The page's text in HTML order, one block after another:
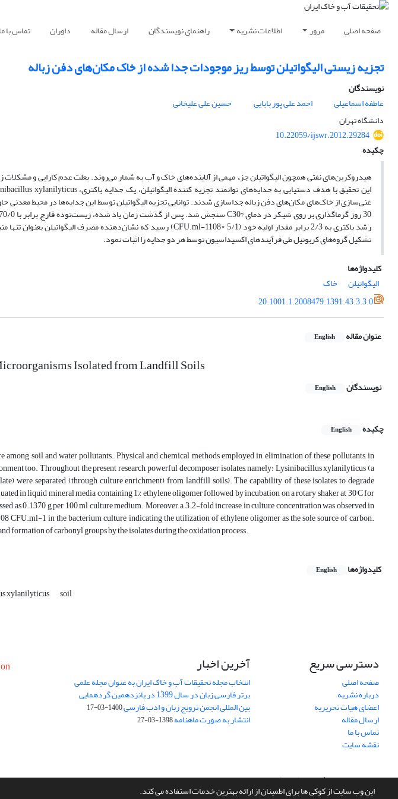
این وب سایت از کوکی ها برای اطمینان از ارائه بهترین خدمات استفاده می کند.
صفحه اصلی مرور اطلاعات نشریه راهنمای نویسندگان ارسال مقاله داوران تماس با ما
تجزیه زیستی الیگواتیلن توسط ریز موجودات جدا شده از خاک مکان‌های دفن زباله
نویسندگان
عاطفه اسماعیلی
احمد علی پور بابایی
حسین علی علیخانی
دانشگاه تهران
10.22059/ijswr.2012.29284
چکیده
هیدروکربن‌های نفتی همچون الیگواتیلن جزء مهمی از آلاینده‌های خاک و آب به شمار می‌روند. بعلت عدم کارایی و
تشکیل گروه‌های کربونیل طی فرآیند‌های اکسیداسیون توسط هر دو جدایه را اثبات نمود.
کلیدواژه‌ها
الیگواتیلن
خاک
20.1001.1.2008479.1391.43.3.3.0
عنوان مقاله English
Isolated from Landfill Soils
نویسندگان English
چکیده
English
among soil and water pollutants. Physical and chemical methods employed in elimination of these pollutants, in
too. Throughout the present research, powerful decomposer isolates, namely: Lysinibacillus xylanilyticus (a
were separated (through culture enrichment) from landfill soils). The capability of these isolates to degrade
in liquid mineral media containing 1% ethylene oligomer followed by incubation on a rotary shaker at 30°C for
as 0.1370 g per 100 ml culture medium. Moreover, a 3.2-fold increase in culture concentration was observed in
CFU.ml-1 in the bacterium culture indicating the utilization of ethylene oligomer as the sole source of carbon.
formation of carbonyl groups by the isolates during the oxidation process.
کلیدواژه‌ها English
xylanilyticus soil
دسترسی سریع
صفحه اصلی
درباره نشریه
اعضای هیات تحریریه
ارسال مقاله
تماس با ما
نقشه سایت
آخرین اخبار
انتخاب مجله تحقیقات آب و خاک ایران به عنوان مجله علمی
برتر فارسی زبان در سال 1399 در پانزدهمین گردهمایی
بین المللی انجمن ترویج زبان و ادب فارسی1400-03-17
انتشار به صورت ماهنامه1398-03-27
سامانه مدیریت نشریات علمی.طراحی و پیاده سازی ازسیناوب